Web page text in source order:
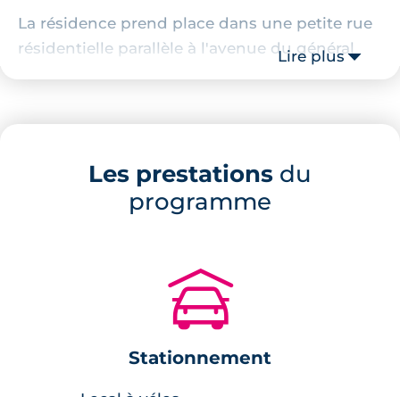
La résidence prend place dans une petite rue
résidentielle parallèle à l'avenue du général
est réputé pour abriter un ancien aqueduc
en mobilier de sports.
Description de la résidence
sont proposés au sein dece programme
immobilier neuf à Toulouse Saint-Simon
sont tous répartis au sein de quatre bâtiments
en R+1. Ces derniers présentent des lignes
Lire plus
Les prestations du
programme
🚗
Stationnement